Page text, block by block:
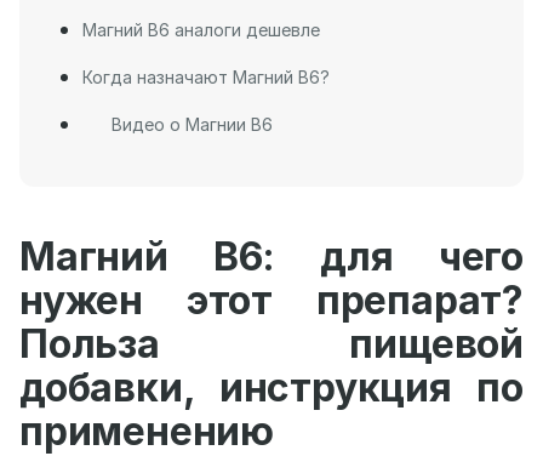
Магний B6 аналоги дешевле
Когда назначают Магний B6?
Видео о Магнии B6
Магний В6: для чего
нужен этот препарат?
Польза пищевой
добавки, инструкция по
применению